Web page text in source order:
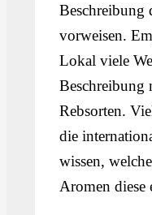
Beschreibung
vorweisen.
Lokal viele
Beschreibung
Rebsorten.
die
wissen,
Aromen diese